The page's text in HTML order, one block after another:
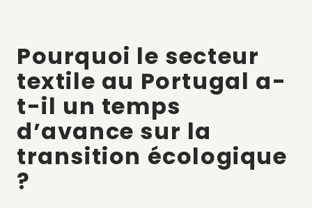
Pourquoi le secteur
textile au Portugal a-
t-il un temps
d’avance sur la
transition écologique
?